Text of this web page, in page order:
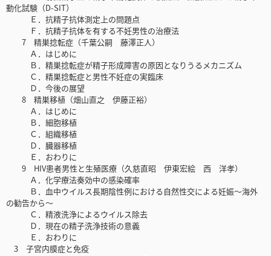
動化試験（D-SIT）
Ｅ．抗精子抗体測定上の問題点
Ｆ．抗精子抗体を有する不妊男性の治療法
7 精巣捻転症（千葉公嗣 藤澤正人）
Ａ．はじめに
Ｂ．精巣捻転症が精子形成障害の原因となりうるメカニズム
Ｃ．精巣捻転症と男性不妊症の実臨床
Ｄ．今後の展望
8 精巣移植（畑山直之 伊藤正裕）
Ａ．はじめに
Ｂ．細胞移植
Ｃ．組織移植
Ｄ．臓器移植
Ｅ．おわりに
9 HIV患者男性と生殖医療（久慈直昭 伊東宏絵 西 洋孝）
Ａ．化学療法奏効中の感染確率
Ｂ．血中ウイルス長期陰性例における自然性交による妊娠〜海外
の勧告から〜
Ｃ．精液洗浄によるウイルス除去
Ｄ．現在の精子洗浄技術の意義
Ｅ．おわりに
3 子宮内膜症と免疫